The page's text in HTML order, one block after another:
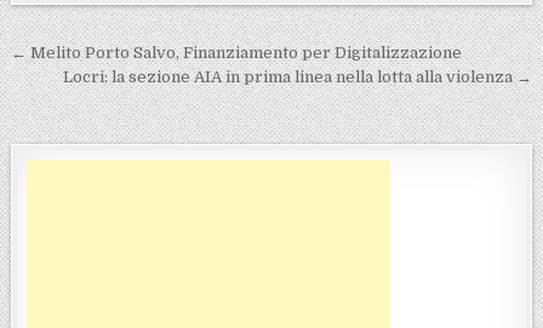
Navigazione articoli
← Melito Porto Salvo, Finanziamento per Digitalizzazione
Locri: la sezione AIA in prima linea nella lotta alla violenza →